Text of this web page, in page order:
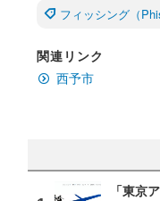
フィッシング（
関連リンク
西予市
「東京